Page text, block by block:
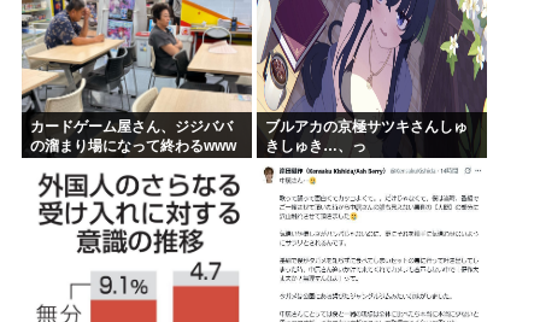
カードゲーム屋さん、ジジババ
の溜まり場になって終わるwww
ブルアカの京極サツキさんしゅ
きしゅき…、っ